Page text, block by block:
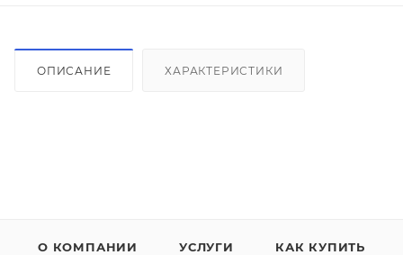
ОПИСАНИЕ ХАРАКТЕРИСТИКИ
О КОМПАНИИ УСЛУГИ КАК КУПИТЬ